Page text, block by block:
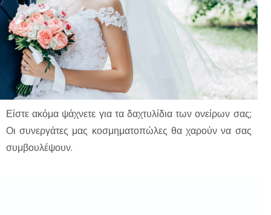
Είστε ακόμα ψάχνετε για τα δαχτυλίδια των ονείρων σας;
Οι συνεργάτες μας κοσμηματοπώλες θα χαρούν να σας
συμβουλέψουν.